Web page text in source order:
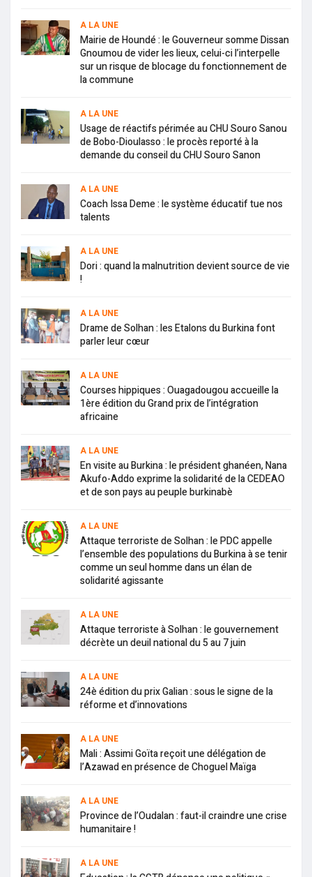
A LA UNE
Mairie de Houndé : le Gouverneur somme Dissan
Gnoumou de vider les lieux, celui-ci l’interpelle
sur un risque de blocage du fonctionnement de
la commune
A LA UNE
Usage de réactifs périmée au CHU Souro Sanou
de Bobo-Dioulasso : le procès reporté à la
demande du conseil du CHU Souro Sanon
A LA UNE
Coach Issa Deme : le système éducatif tue nos
talents
A LA UNE
Dori : quand la malnutrition devient source de vie
!
A LA UNE
Drame de Solhan : les Etalons du Burkina font
parler leur cœur
A LA UNE
Courses hippiques : Ouagadougou accueille la
1ère édition du Grand prix de l’intégration
africaine
A LA UNE
En visite au Burkina : le président ghanéen, Nana
Akufo-Addo exprime la solidarité de la CEDEAO
et de son pays au peuple burkinabè
A LA UNE
Attaque terroriste de Solhan : le PDC appelle
l’ensemble des populations du Burkina à se tenir
comme un seul homme dans un élan de
solidarité agissante
A LA UNE
Attaque terroriste à Solhan : le gouvernement
décrète un deuil national du 5 au 7 juin
A LA UNE
24è édition du prix Galian : sous le signe de la
réforme et d’innovations
A LA UNE
Mali : Assimi Goïta reçoit une délégation de
l’Azawad en présence de Choguel Maïga
A LA UNE
Province de l’Oudalan : faut-il craindre une crise
humanitaire !
A LA UNE